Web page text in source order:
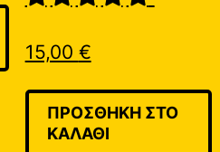
15,00 €
ΠΡΟΣΘΉΚΗ ΣΤΟ
ΚΑΛΆΘΙ